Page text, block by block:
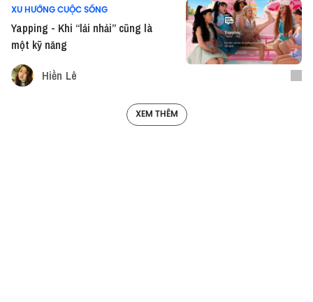
XU HƯỚNG CUỘC SỐNG
Yapping - Khi “lải nhải” cũng là
một kỹ năng
Hiền Lê
XEM THÊM